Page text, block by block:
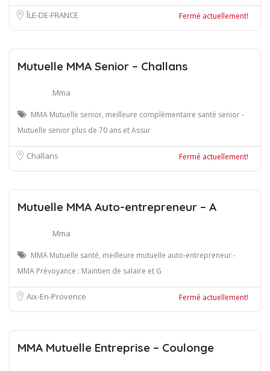
ÎLE-DE-FRANCE Fermé actuellement!
Mutuelle MMA Senior – Challans
Mma
MMA Mutuelle senior, meilleure complémentaire santé senior -
Mutuelle senior plus de 70 ans et Assur
Challans Fermé actuellement!
Mutuelle MMA Auto-entrepreneur – A
Mma
MMA Mutuelle santé, meilleure mutuelle auto-entrepreneur -
MMA Prévoyance : Maintien de salaire et G
Aix-En-Provence Fermé actuellement!
MMA Mutuelle Entreprise – Coulonge